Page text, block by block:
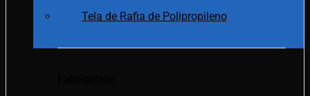
Tela de Rafia de Polipropileno